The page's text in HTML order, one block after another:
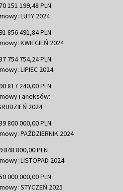
151 199,48 PLN
LUTY 2024
856 491,84 PLN
KWIECIEŃ 2024
754 754,24 PLN
LIPIEC 2024
817 240,00 PLN
i aneksów:
2024
800 000,00 PLN
PAŹDZIERNIK 2024
800,00 PLN
LISTOPAD 2024
000 000,00 PLN
STYCZEŃ 2025